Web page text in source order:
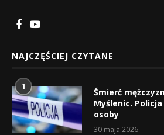
NAJCZĘŚCIEJ CZYTANE
1
Śmierć
Myślenic.
osoby
30 maja 2026